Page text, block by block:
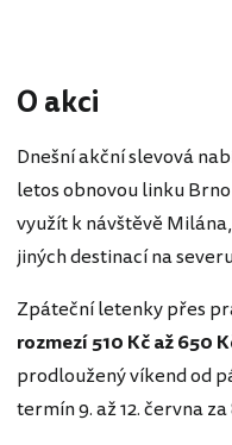
O akci
Dnešní akční slevová
letos obnovou linku
využít k návštěvě
jiných destinací na
Zpáteční letenky přes
rozmezí 510 Kč až 650
prodloužený víkend od
termín 9. až 12. června za